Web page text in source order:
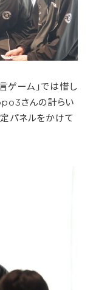
ゲーム」では惜し
さんの計らい
定パネルをかけて